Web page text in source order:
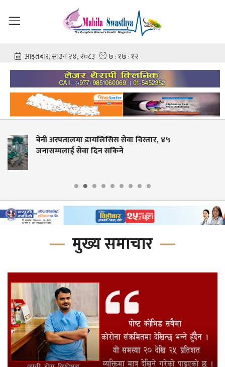
कर्णालीमा निःशुल्क ‘स्वर्ण विन्दु प्राशन’ सेवा विस्तार
मुख्य समाचार